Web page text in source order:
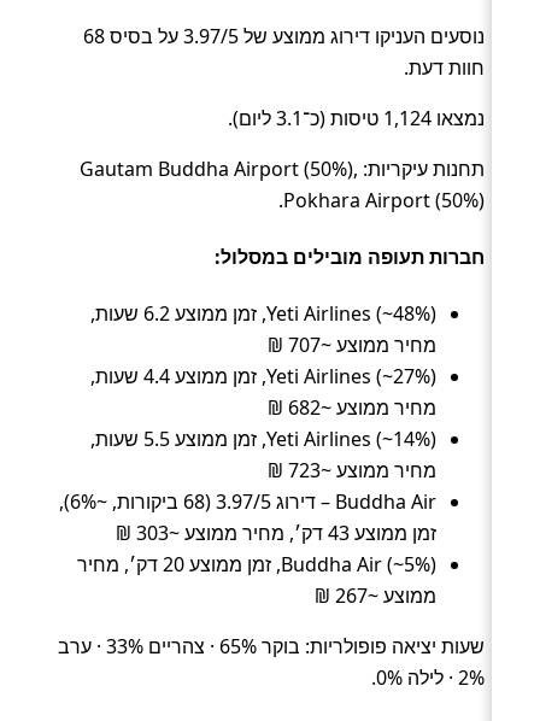
נוסעים העניקו דירוג ממוצע של 3.97/5 על בסיס 68
חוות דעת.
נמצאו 1,124 טיסות (כ־3.1 ליום).
תחנות עיקריות: Gautam Buddha Airport (50%),
Pokhara Airport (50%).
חברות תעופה מובילים במסלול:
Yeti Airlines (~48%), זמן ממוצע 6.2 שעות,
מחיר ממוצע ~707 ₪
Yeti Airlines (~27%), זמן ממוצע 4.4 שעות,
מחיר ממוצע ~682 ₪
Yeti Airlines (~14%), זמן ממוצע 5.5 שעות,
מחיר ממוצע ~723 ₪
Buddha Air – דירוג 3.97/5 (68 ביקורות, ~6%),
זמן ממוצע 43 דק׳, מחיר ממוצע ~303 ₪
Buddha Air (~5%), זמן ממוצע 20 דק׳, מחיר
ממוצע ~267 ₪
שעות יציאה פופולריות: בוקר 65% · צהריים 33% · ערב
2% · לילה 0%.